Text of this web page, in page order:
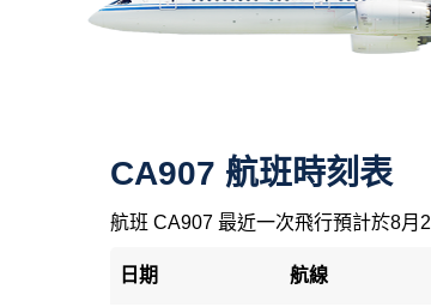
CA907 航班時刻表
航班 CA907 最近一次飛行預計於8月
日期 航線